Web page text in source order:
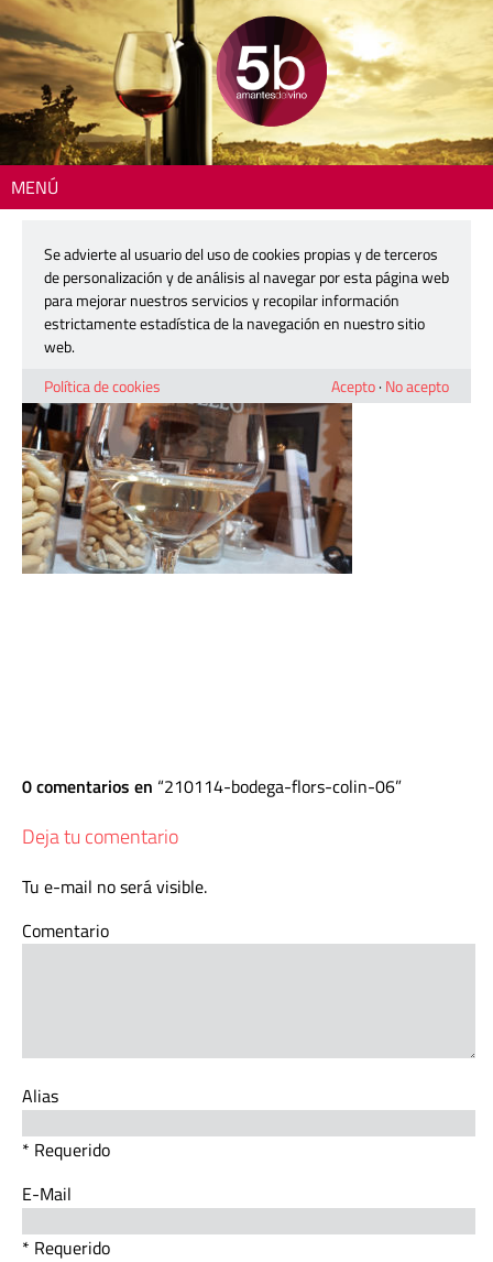
MENÚ
210114-bodega-flors-colin-06
21 enero, 2021
0 comentarios en 210114-bodega-flors-colin-06
Deja tu comentario
Tu e-mail no será visible.
Comentario
Alias
* Requerido
E-Mail
* Requerido
Se advierte al usuario del uso de cookies propias y de terceros
de personalización y de análisis al navegar por esta página web
para mejorar nuestros servicios y recopilar información
estrictamente estadística de la navegación en nuestro sitio
web.
Política de cookies
Acepto· No acepto